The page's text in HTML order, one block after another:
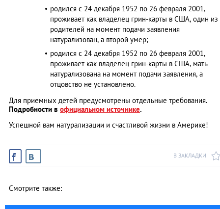
родился с 24 декабря 1952 по 26 февраля 2001,
проживает как владелец грин-карты в США, один из
родителей на момент подачи заявления
натурализован, а второй умер;
родился с 24 декабря 1952 по 26 февраля 2001,
проживает как владелец грин-карты в США, мать
натурализована на момент подачи заявления, а
отцовство не установлено.
Для приемных детей предусмотрены отдельные требования.
Подробности в официальном источнике.
Успешной вам натурализации и счастливой жизни в Америке!
В ЗАКЛАДКИ
Смотрите также: